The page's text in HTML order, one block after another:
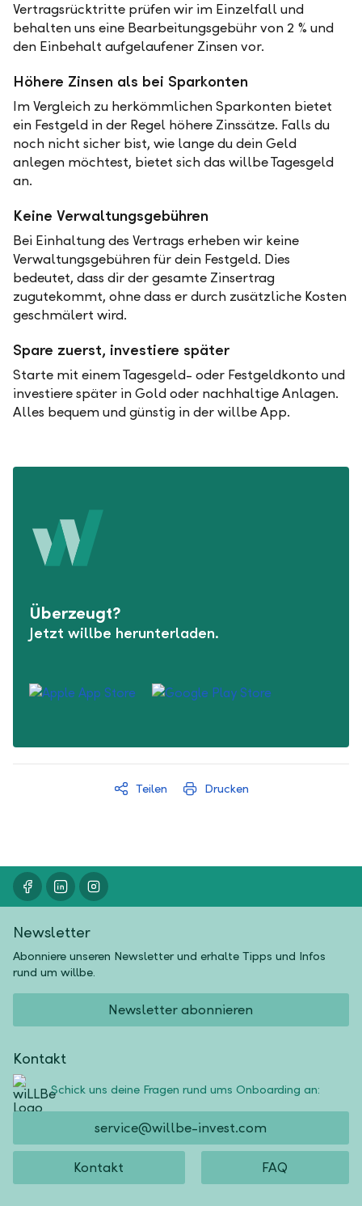
Vertragsrücktritte prüfen wir im Einzelfall und
behalten uns eine Bearbeitungsgebühr von 2 % und
den Einbehalt aufgelaufener Zinsen vor.
Höhere Zinsen als bei Sparkonten
Im Vergleich zu herkömmlichen Sparkonten bietet
ein Festgeld in der Regel höhere Zinssätze. Falls du
noch nicht sicher bist, wie lange du dein Geld
anlegen möchtest, bietet sich das willbe Tagesgeld
an.
Keine Verwaltungsgebühren
Bei Einhaltung des Vertrags erheben wir keine
Verwaltungsgebühren für dein Festgeld. Dies
bedeutet, dass dir der gesamte Zinsertrag
zugutekommt, ohne dass er durch zusätzliche Kosten
geschmälert wird.
Spare zuerst, investiere später
Starte mit einem Tagesgeld- oder Festgeldkonto und
investiere später in Gold oder nachhaltige Anlagen.
Alles bequem und günstig in der willbe App.
Überzeugt?
Jetzt willbe herunterladen.
Teilen Drucken
Newsletter
Abonniere unseren Newsletter und erhalte Tipps und Infos
rund um willbe.
Newsletter abonnieren
Kontakt
Schick uns deine Fragen rund ums Onboarding an:
service@willbe-invest.com
Kontakt FAQ